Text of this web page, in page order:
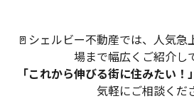
🚪シェルビー不動産では、人気急
場まで幅広くご紹介し
「これから伸びる街に住みたい！」
気軽にご相談くだ